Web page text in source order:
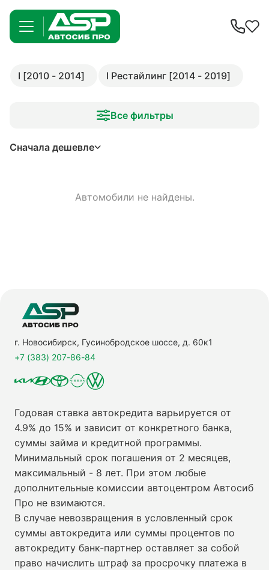
I [2010 - 2014] I Рестайлинг [2014 - 2019]
Все фильтры
Сначала дешевле
Автомобили не найдены.
г. Новосибирск, Гусинобродское шоссе, д. 60к1
+7 (383) 207-86-84
Годовая ставка автокредита варьируется от
4.9% до 15% и зависит от конкретного банка,
суммы займа и кредитной программы.
Минимальный срок погашения от 2 месяцев,
максимальный - 8 лет. При этом любые
дополнительные комиссии автоцентром Автосиб
Про не взимаются.
В случае невозвращения в условленный срок
суммы автокредита или суммы процентов по
автокредиту банк-партнер оставляет за собой
право начислить штраф за просрочку платежа в